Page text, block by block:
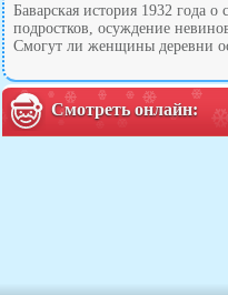
Баварская история 1932 года
подростков, осуждение
Смогут ли женщины деревни
Смотреть онлайн: